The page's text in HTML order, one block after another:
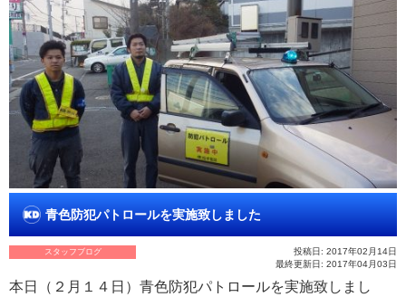
青色防犯パトロールを実施致しました
スタッフブログ
投稿日: 2017年02月14日
最終更新日: 2017年04月03日
本日（２月１４日）青色防犯パトロールを実施致しまし